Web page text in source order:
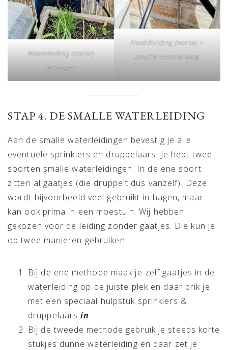
Waterleiding (aorta)
verlengen
Hoofdleiding (aorta) +
smalle waterleiding
STAP 4. DE SMALLE WATERLEIDING
Aan de smalle waterleidingen bevestig je alle
eventuele sprinklers en druppelaars. Je hebt twee
soorten smalle waterleidingen. In de ene soort
zitten al gaatjes (die druppelt dus vanzelf). Deze
wordt bijvoorbeeld veel gebruikt in hagen, maar
kan ook prima in een moestuin. Wij hebben
gekozen voor de leiding zonder gaatjes. Die kun je
op twee manieren gebruiken:
Bij de ene methode maak je zelf gaatjes in de
waterleiding op de juiste plek en daar prik je
met een speciaal hulpstuk sprinklers &
druppelaarsin.
Bij de tweede methode gebruik je steeds korte
stukjes dunne waterleiding en daar zet je